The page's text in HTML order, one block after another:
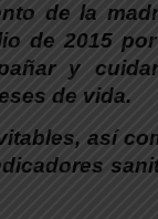
de la
de 2015
y
de vida.
así